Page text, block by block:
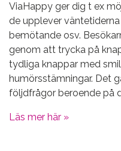
ViaHappy ger dig t ex
de upplever
bemötande osv.
genom att trycka på
tydliga knappar med
humörsstämningar. Det
följdfrågor beroende på
Läs mer här »